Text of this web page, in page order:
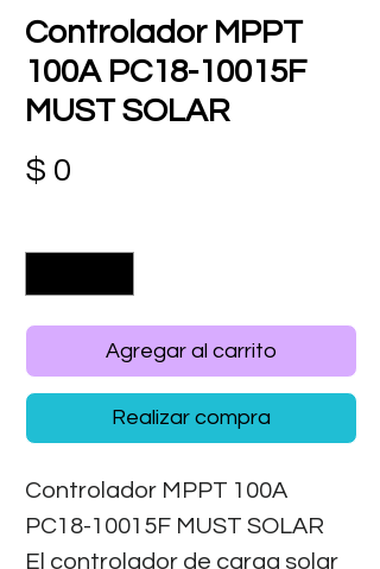
Controlador MPPT
100A PC18-10015F
MUST SOLAR
$ 0
Agregar al carrito
Realizar compra
Controlador MPPT 100A
PC18-10015F MUST SOLAR
El controlador de carga solar